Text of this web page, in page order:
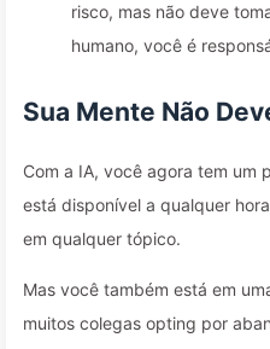
risco, mas não deve
humano, você é
Sua Mente Não
Com a IA, você agora tem um
está disponível a qualquer
em qualquer tópico.
Mas você também está em
muitos colegas opting por